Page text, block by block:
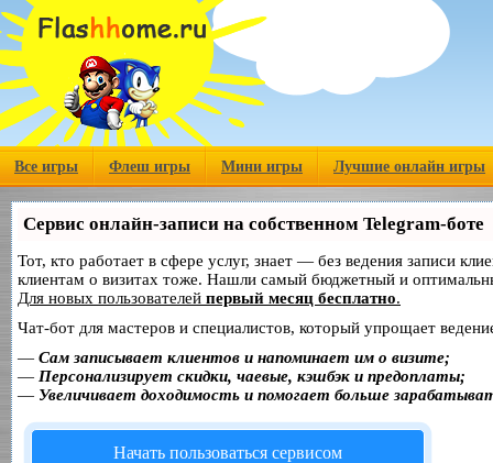
Все игры Флеш игры Мини игры Лучшие онлайн игры
Сервис онлайн-записи на собственном Telegram-боте
Тот, кто работает в сфере услуг, знает — без ведения записи
клиентам о визитах тоже. Нашли самый бюджетный и
Для новых пользователей первый месяц бесплатно.
Чат-бот для мастеров и специалистов, который упрощает
— Сам записывает клиентов и напоминает им о визите;
— Персонализирует скидки, чаевые, кэшбэк и предоплаты;
— Увеличивает доходимость и помогает больше
Начать пользоваться сервисом